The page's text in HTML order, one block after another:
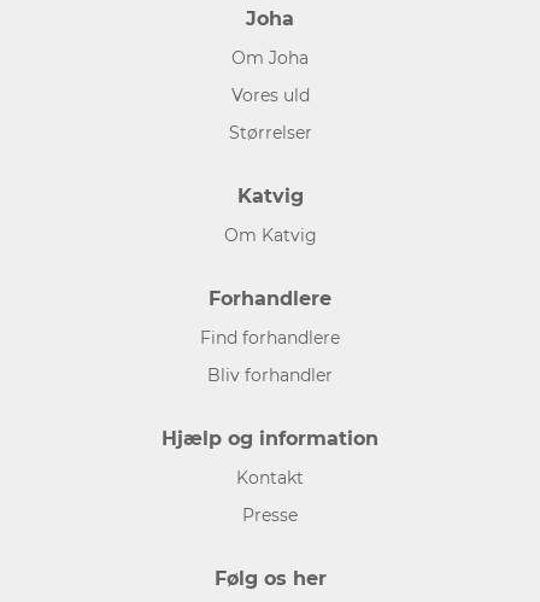
Joha
Om Joha
Vores uld
Størrelser
Katvig
Om Katvig
Forhandlere
Find forhandlere
Bliv forhandler
Hjælp og information
Kontakt
Presse
Følg os her